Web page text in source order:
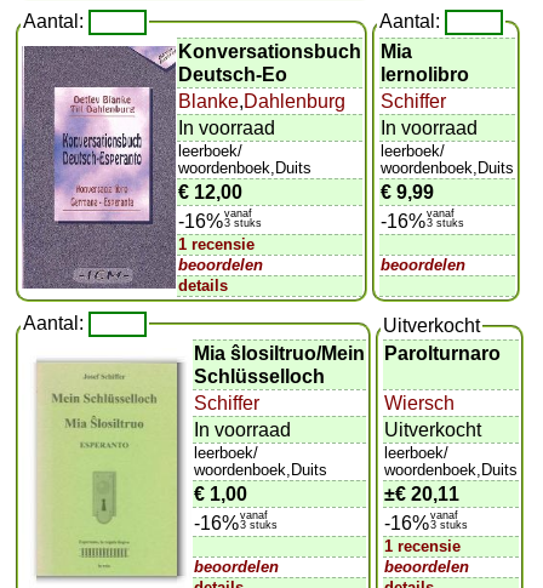
Aantal:
Konversationsbuch
Deutsch-Eo
Blanke,Dahlenburg
In voorraad
leerboek/
woordenboek,Duits
€ 12,00
-16%vanaf
3 stuks
1 recensie
beoordelen
details
Aantal:
Mia
lernolibro
Schiffer
In voorraad
leerboek/
woordenboek,Duits
€ 9,99
-16%vanaf
3 stuks
beoordelen
Aantal:
Mia ŝlosiltruo/Mein
Schlüsselloch
Schiffer
In voorraad
leerboek/
woordenboek,Duits
€ 1,00
-16%vanaf
3 stuks
beoordelen
Uitverkocht
Parolturnaro
Wiersch
Uitverkocht
leerboek/
woordenboek,Duits
±€ 20,11
-16%vanaf
3 stuks
1 recensie
beoordelen